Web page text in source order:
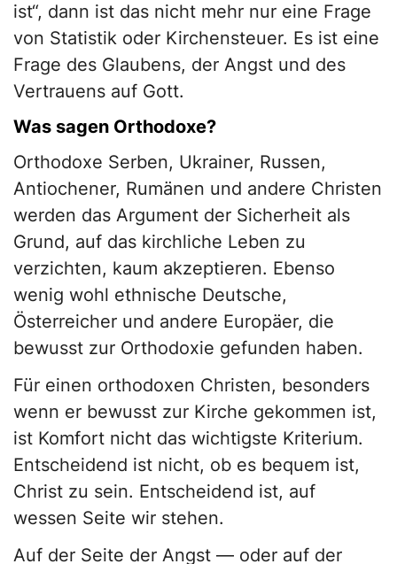
ist“, dann ist das nicht mehr nur eine Frage
von Statistik oder Kirchensteuer. Es ist eine
Frage des Glaubens, der Angst und des
Vertrauens auf Gott.
Was sagen Orthodoxe?
Orthodoxe Serben, Ukrainer, Russen,
Antiochener, Rumänen und andere Christen
werden das Argument der Sicherheit als
Grund, auf das kirchliche Leben zu
verzichten, kaum akzeptieren. Ebenso
wenig wohl ethnische Deutsche,
Österreicher und andere Europäer, die
bewusst zur Orthodoxie gefunden haben.
Für einen orthodoxen Christen, besonders
wenn er bewusst zur Kirche gekommen ist,
ist Komfort nicht das wichtigste Kriterium.
Entscheidend ist nicht, ob es bequem ist,
Christ zu sein. Entscheidend ist, auf
wessen Seite wir stehen.
Auf der Seite der Angst — oder auf der